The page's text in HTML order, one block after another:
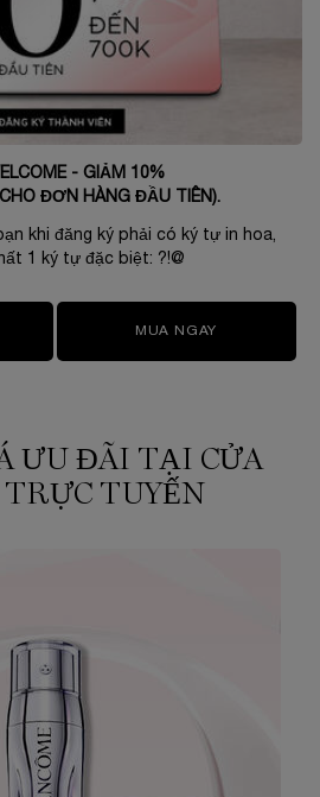
- GIẢM 10%
ĐƠN HÀNG ĐẦU TIÊN).
khi đăng ký phải có ký tự in hoa,
1 ký tự đặc biệt: ?!@
MUA NGAY
ƯU ĐÃI TẠI CỬA
TUYẾN